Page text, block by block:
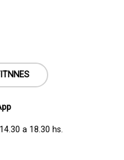
a 18.30 hs.